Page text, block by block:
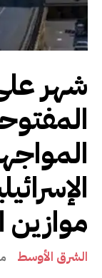
شهر
الشرق الأوسط